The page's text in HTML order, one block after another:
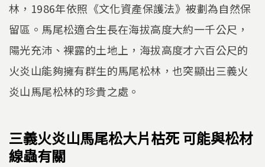
林，1986年依照《文化資產保護法》被劃為自然保
留區。馬尾松適合生長在海拔高度大約一千公尺，
陽光充沛、裸露的土地上，海拔高度才六百公尺的
火炎山能夠擁有群生的馬尾松林，也突顯出三義火
炎山馬尾松林的珍貴之處。
三義火炎山馬尾松大片枯死 可能與松材
線蟲有關